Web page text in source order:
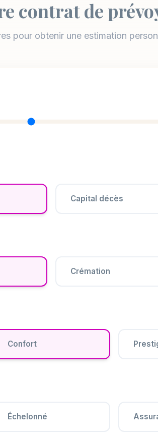
contrat de
pour obtenir une estimation
Capital décès
Crémation
Confort
Échelonné